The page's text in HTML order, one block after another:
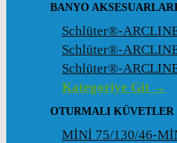
BANYO AKSESUARLARI
Schlüter®-
Schlüter®-
Schlüter®-
Kategoriye Git →
OTURMALI KÜVETLER
MİNİ 75/130/46-